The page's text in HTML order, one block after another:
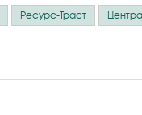
Ресурс-Траст